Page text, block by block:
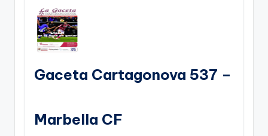
Gaceta Cartagonova 537 –
Marbella CF